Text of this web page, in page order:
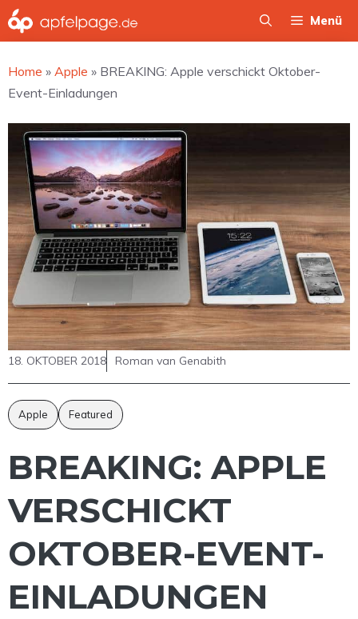
Zum
Inhalt
Menü
Home » Apple » BREAKING: Apple verschickt Oktober-
Event-Einladungen
18. OKTOBER 2018 Roman van Genabith
Apple Featured
BREAKING: APPLE
VERSCHICKT
OKTOBER-EVENT-
EINLADUNGEN